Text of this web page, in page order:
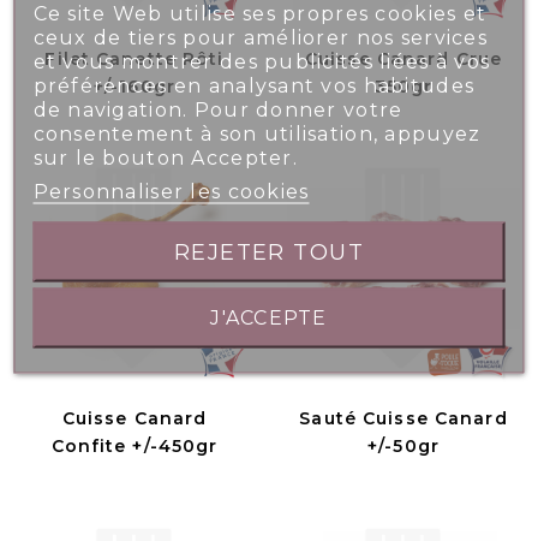
Filet Canette Rôti
+/-160gr
Cuisse Canard Crue
350gr
Cuisse Canard
Confite +/-450gr
Sauté Cuisse Canard
+/-50gr
Ce site Web utilise ses propres cookies et
ceux de tiers pour améliorer nos services
et vous montrer des publicités liées à vos
préférences en analysant vos habitudes
de navigation. Pour donner votre
consentement à son utilisation, appuyez
sur le bouton Accepter.
Personnaliser les cookies
REJETER TOUT
J'ACCEPTE